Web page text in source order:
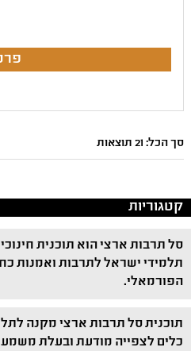
סך הכל: 21 תוצאות
קטגוריות
סל תרבות ארצי הוא תוכנית
תלמידי ישראל לתרבות ואמנות
הפורמאלי.
תוכנית סל תרבות ארצי מקנה
כלים לצפייה מודעת ובעלת